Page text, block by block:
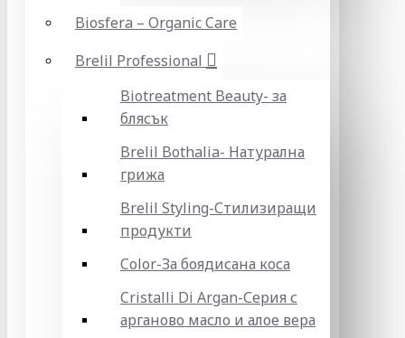
Biosfera – Organic Care
Brelil Professional
Biotreatment Beauty- за
блясък
Brelil Bothalia- Натурална
грижа
Brelil Styling-Стилизиращи
продукти
Color-За боядисана коса
Cristalli Di Argan-Серия с
арганово масло и алое вера